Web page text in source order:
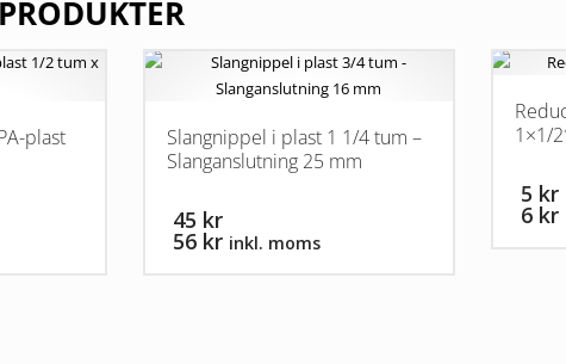
plast
Slangnippel i plast 1 1/4 tum –
Slanganslutning 25 mm
45 kr
56 kr inkl. moms
1×1/
5 kr
6 kr